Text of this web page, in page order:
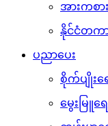
အားကစ
နိုင်ငံတက
ပညာပေး
စိုက်ပျိုးရ
မွေးမြူရေ